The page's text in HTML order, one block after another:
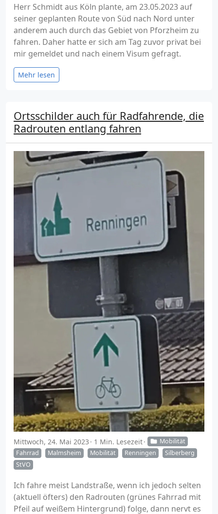
Herr Schmidt aus Köln plante, am 23.05.2023 auf
seiner geplanten Route von Süd nach Nord unter
anderem auch durch das Gebiet von Pforzheim zu
fahren. Daher hatte er sich am Tag zuvor privat bei
mir gemeldet und nach einem Visum gefragt.
Mehr lesen
Ortsschilder auch für Radfahrende, die
Radrouten entlang fahren
Mittwoch, 24. Mai 2023 1 Min. Lesezeit
Mobilität
Fahrrad
Malmsheim Mobilität Renningen
Silberberg
StVO
Ich fahre meist Landstraße, wenn ich jedoch selten
(aktuell öfters) den Radrouten (grünes Fahrrad mit
Pfeil auf weißem Hintergrund) folge, dann nervt es